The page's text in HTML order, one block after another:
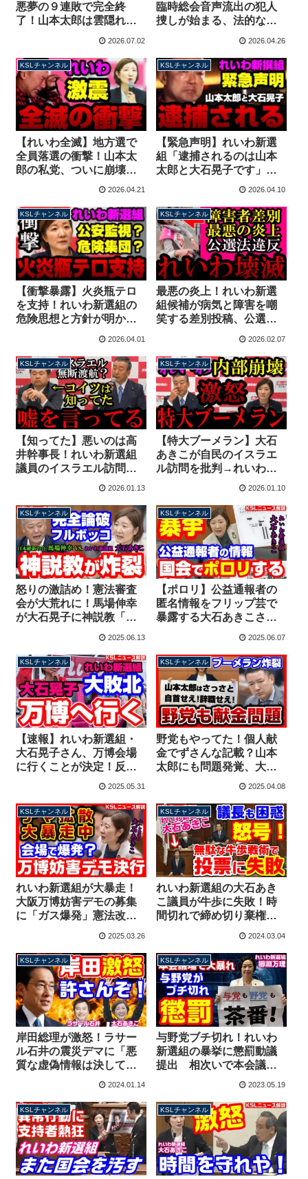
悪夢の９連敗で完全終
了！山本太郎は雲隠れ？
幹部が全力で足を引っ張
る【KSLチャンネル】
2026.07.02
臨時総会音声流出の犯人
捜しが始まる、法的なリ
与詐取疑惑はどうなる？
【マガジン260号】
2026.04.26
KSLチャンネル
【れいわ全滅】地方選で
全員落選の衝撃！山本太
郎の私党、ついに崩壊の
カウントダウンか？戦犯
愛、高井たかし【KSLチ
ャンネル】
2026.04.21
KSLチャンネル
【緊急声明】れいわ新選
組「逮捕されるのは山本
太郎と大石晃子です」構
成員にLINEで通知→学級
【KSLチャンネル】
2026.04.10
KSLチャンネル
【衝撃暴露】火炎瓶テロ
を支持！れいわ新選組の
危険思想と方針が明かさ
で秘書名刺を使用か？
【KSLチャンネル】
2026.04.01
KSLチャンネル
最悪の炎上！れいわ新選
組候補が病気と障害を嘲
笑する差別投稿、公選法
予測で党が崩壊【KSLチ
ャンネル】
2026.02.07
KSLチャンネル
【知ってた】悪いのは高
井幹事長！れいわ新選組
議員のイスラエル訪問、
自民党議員が幹事長に打
チャンネル】
2026.01.13
KSLチャンネル
【特大ブーメラン】大石
あきこが自民のイスラエ
ル訪問を批判→れいわ新
選組の議員も参加してま
騒動に【KSLチャンネ
ル】
2026.01.10
KSLチャンネル
怒りの激詰め！憲法審査
会が大荒れに！馬場伸幸
が大石晃子に神説教「自
ば難癖付けるのやめた
ら？」【KSLチャンネ
ル】
2025.06.13
KSLチャンネル
【ポロリ】公益通報者の
匿名情報をフリップ芸で
暴露する大石あきこさん
れいわ新選組の異常性
【KSLチャンネル】
2025.06.07
KSLチャンネル
【速報】れいわ新選組・
大石晃子さん、万博会場
に行くことが決定！反対
デモもむなしく入場チケ
濃厚【KSLチャンネル】
2025.05.31
KSLチャンネル
野党もやってた！個人献
金でずさんな記載？山本
太郎にも問題発覚、大石
あきこ議員の「さっさと
炸裂か?【KSLチャンネ
ル】
2025.04.08
KSLチャンネル
れいわ新選組が大暴走！
大阪万博妨害デモの募集
に「ガス爆発」憲法改正
員がやりたい放題【KSL
チャンネル】
2025.03.26
KSLチャンネル
れいわ新選組の大石あき
こ議員が牛歩に失敗！時
間切れで締め切り棄権扱
を始めて議長に怒られる
2024.03.04
KSLチャンネル
岸田総理が激怒！ラサー
ル石井の震災デマに「悪
質な虚偽情報は決して許
されません」れいわ新選
駄な擁護で炎上に油
2024.01.14
KSLチャンネル
与野党ブチ切れ！れいわ
新選組の暴挙に懲罰動議
提出 相次いで本会議場
で紙を掲げ叫ぶ行為
2023.05.19
KSLチャンネル KSLチャンネル